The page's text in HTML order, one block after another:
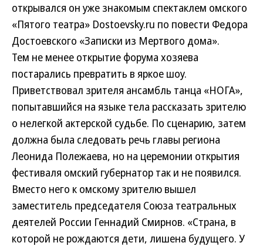
открывался он уже знакомым спектаклем омского
«Пятого театра» Dostoevsky.ru по повести Федора
Достоевского «Записки из Мертвого дома».
Тем не менее открытие форума хозяева
постарались превратить в яркое шоу.
Приветствовал зрителя ансамбль танца «НОГА»,
попытавшийся на языке тела рассказать зрителю
о нелегкой актерской судьбе. По сценарию, затем
должна была следовать речь главы региона
Леонида Полежаева, но на церемонии открытия
фестиваля омский губернатор так и не появился.
Вместо него к омскому зрителю вышел
заместитель председателя Союза театральных
деятелей России Геннадий Смирнов. «Страна, в
которой не рождаются дети, лишена будущего. У